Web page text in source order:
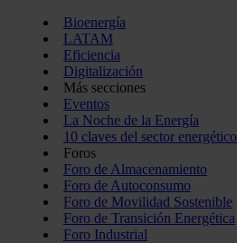
Bioenergía
LATAM
Eficiencia
Digitalización
Más secciones
Eventos
La Noche de la Energía
10 claves del sector energético
Foros
Foro de Almacenamiento
Foro de Autoconsumo
Foro de Movilidad Sostenible
Foro de Transición Energética
Foro Industrial